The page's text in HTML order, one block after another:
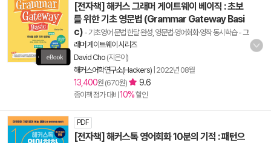
[전자책] 해커스 그래머 게이트웨이 베이직 : 초보
를 위한 기초 영문법 (Grammar Gateway Basi
c) - 기초영어 문법 한달 완성, 영문법·영어회화·영작 동시학습-그
래머 게이트웨이 시리즈
David Cho (지은이)
해커스어학연구소(Hackers) 2022년 08월
13,400원 (670원) 9.6
종이책 정가 대비 10%할인
PDF
[전자책] 해커스톡 영어회화 10분의 기적 : 패턴으